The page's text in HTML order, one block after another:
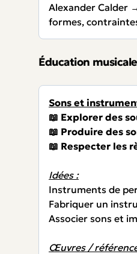
Alexander Calder
formes,
Éducation musicale
Sons et
📖 Explorer des
📖 Produire des
📖 Respecter les
Idées :
Instruments de
Fabriquer un
Associer sons et
Œuvres /